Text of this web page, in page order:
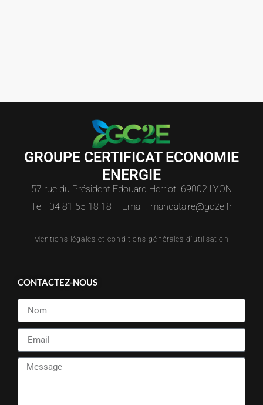
GROUPE CERTIFICAT ECONOMIE
ENERGIE
57 rue du Président Edouard Herriot 69002 LYON
Tel : 04 81 65 18 18 – Email : mandataire@gc2e.fr
Mentions légales et conditions générales d'utilisation
CONTACTEZ-NOUS